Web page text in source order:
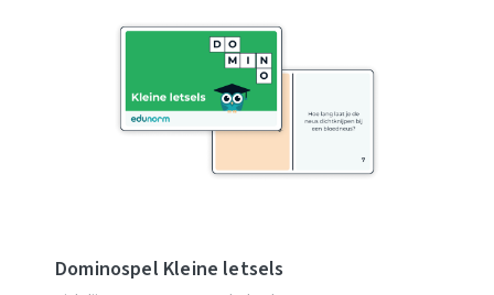
Dominospel Kleine letsels